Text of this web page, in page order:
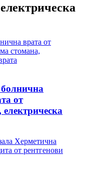
от